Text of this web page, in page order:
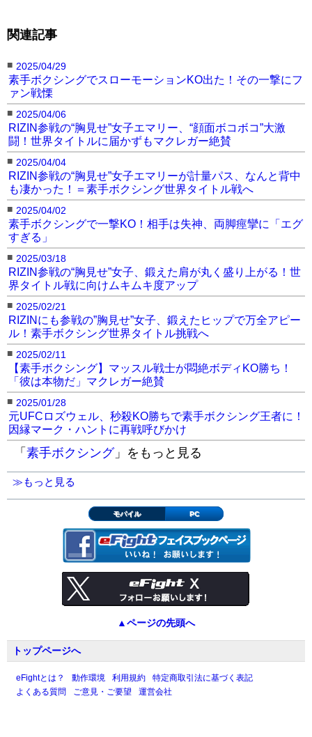
関連記事
■ 2025/04/29
素手ボクシングでスローモーションKO出た！その一撃にフ
ァン戦慄
■ 2025/04/06
RIZIN参戦の“胸見せ”女子エマリー、“顔面ボコボコ”大激
闘！世界タイトルに届かずもマクレガー絶賛
■ 2025/04/04
RIZIN参戦の“胸見せ”女子エマリーが計量パス、なんと背中
も凄かった！＝素手ボクシング世界タイトル戦へ
■ 2025/04/02
素手ボクシングで一撃KO！相手は失神、両脚痙攣に「エグ
すぎる」
■ 2025/03/18
RIZIN参戦の“胸見せ”女子、鍛えた肩が丸く盛り上がる！世
界タイトル戦に向けムキムキ度アップ
■ 2025/02/21
RIZINにも参戦の”胸見せ”女子、鍛えたヒップで万全アピー
ル！素手ボクシング世界タイトル挑戦へ
■ 2025/02/11
【素手ボクシング】マッスル戦士が悶絶ボディKO勝ち！
「彼は本物だ」マクレガー絶賛
■ 2025/01/28
元UFCロズウェル、秒殺KO勝ちで素手ボクシング王者に！
因縁マーク・ハントに再戦呼びかけ
「 素手ボクシング」をもっと見る
≫もっと見る
モバイル PC
▲ページの先頭へ
トップページへ
eFightとは？ 動作環境 利用規約
特定商取引法に基づく表記
よくある質問
ご意見・ご要望 運営会社